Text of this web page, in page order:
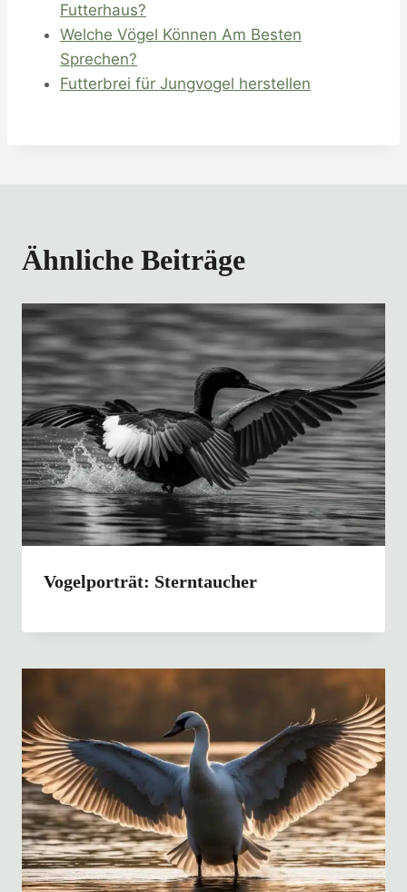
Futterhaus?
Welche Vögel Können Am Besten
Sprechen?
Futterbrei für Jungvogel herstellen
Ähnliche Beiträge
Vogelporträt: Sterntaucher